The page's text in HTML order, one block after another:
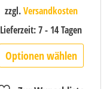
zzgl.Versandkosten
Lieferzeit:7 - 14 Tagen
Optionen wählen